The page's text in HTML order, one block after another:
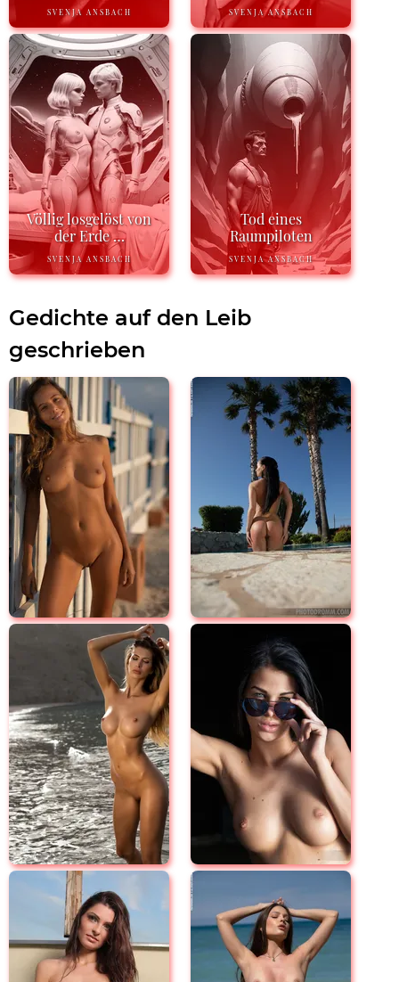
SVENJA ANSBACH SVENJA ANSBACH
Völlig losgelöst von
der Erde …
SVENJA ANSBACH
Tod eines
Raumpiloten
SVENJA ANSBACH
Gedichte auf den Leib
geschrieben